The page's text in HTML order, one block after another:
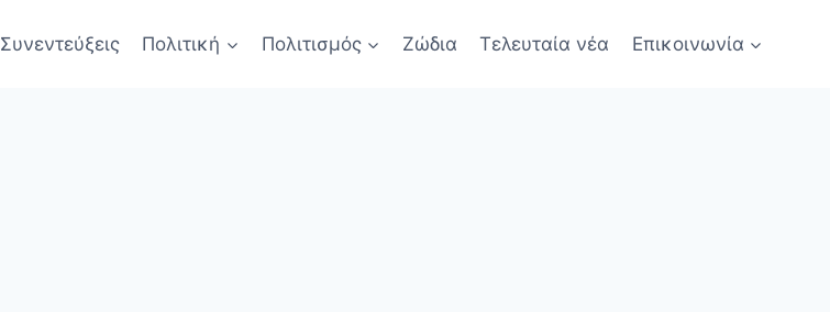
Συνεντεύξεις Πολιτική Πολιτισμός Ζώδια Τελευταία νέα Επικοινωνία